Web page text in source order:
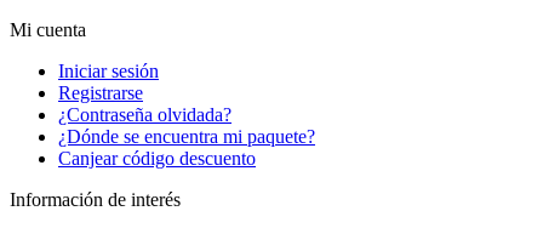
Mi cuenta
Iniciar sesión
Registrarse
¿Contraseña olvidada?
¿Dónde se encuentra mi paquete?
Canjear código descuento
Información de interés